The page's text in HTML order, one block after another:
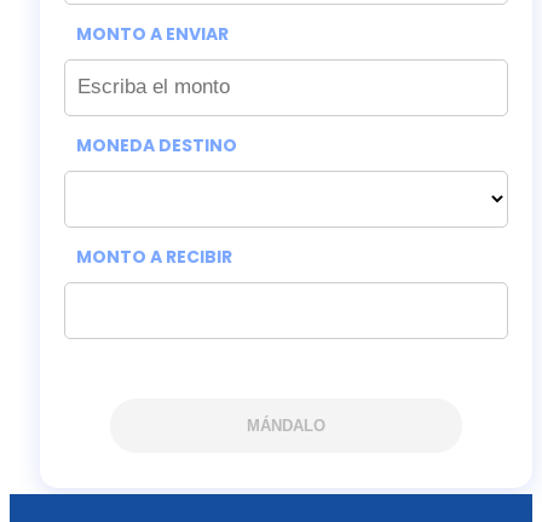
MONTO A ENVIAR
MONEDA DESTINO
MONTO A RECIBIR
MÁNDALO